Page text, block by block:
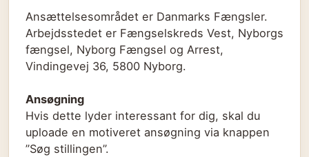
Ansættelsesområdet er Danmarks Fængsler.
Arbejdsstedet er Fængselskreds Vest, Nyborgs
fængsel, Nyborg Fængsel og Arrest,
Vindingevej 36, 5800 Nyborg.
Ansøgning
Hvis dette lyder interessant for dig, skal du
uploade en motiveret ansøgning via knappen
”Søg stillingen”.